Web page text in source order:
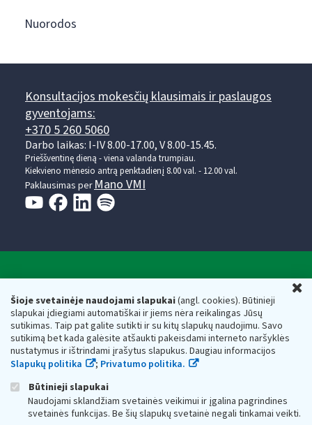
Šioje svetainėje naudojami slapukai(angl. cookies). Būtinieji
slapukai įdiegiami automatiškai ir jiems nėra reikalingas Jūsų
sutikimas. Taip pat galite sutikti ir su kitų slapukų naudojimu. Savo
sutikimą bet kada galėsite atšaukti pakeisdami interneto naršyklės
nustatymus ir ištrindami įrašytus slapukus. Daugiau informacijos
Slapukų politika
; Privatumo politika.
Būtinieji slapukai
Naudojami sklandžiam svetainės veikimui ir įgalina pagrindines
svetainės funkcijas. Be šių slapukų svetainė negali tinkamai veikti.
Nuorodos
Konsultacijos mokesčių klausimais ir paslaugos
gyventojams:
+370 5 260 5060
Darbo laikas: I-IV 8.00-17.00, V 8.00-15.45.
Prieššventinę dieną - viena valanda trumpiau.
Kiekvieno mėnesio antrą penktadienį 8.00 val. - 12.00 val.
Paklausimas per Mano VMI
Respublikos finansų ministerijos
Biudžetinė įstaiga. Juridinio asmens kodas — 188659752,
adresas: Vasario 16-osios g. 14, 01107 Vilnius, Lietuva, el.paštas:
vmi@vmi.lt, E. pristatymo dėžutės adresas 188659752
Duomenys apie Valstybinę mokesčių inspekciją prie Lietuvos
Respublikos finansų ministerijos kaupiami ir saugomi Juridinių